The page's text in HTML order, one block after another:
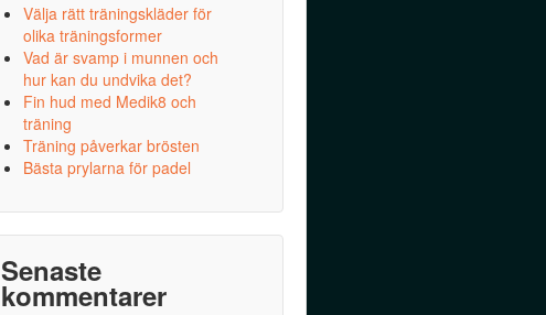
Välja rätt träningskläder för
olika träningsformer
Vad är svamp i munnen och
hur kan du undvika det?
Fin hud med Medik8 och
träning
Träning påverkar brösten
Bästa prylarna för padel
Senaste
kommentarer